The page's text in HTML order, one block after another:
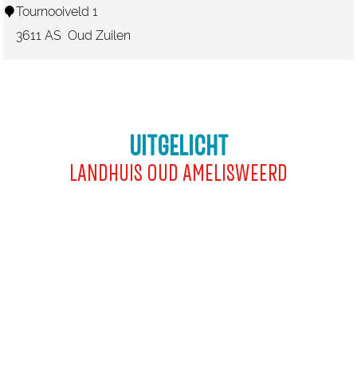
g
S Tournooiveld 1
3611 AS Oud Zuilen
UITGELICHT
LANDHUIS OUD AMELISWEERD